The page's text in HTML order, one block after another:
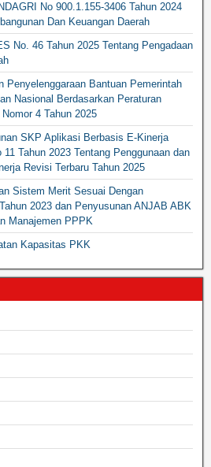
No 900.1.155-3406 Tahun 2024
Dan Keuangan Daerah
No. 46 Tahun 2025 Tentang Pengadaan
Penyelenggaraan Bantuan Pemerintah
Nasional Berdasarkan Peraturan
4 Tahun 2025
SKP Aplikasi Berbasis E-Kinerja
Tahun 2023 Tentang Penggunaan dan
Revisi Terbaru Tahun 2025
Sistem Merit Sesuai Dengan
2023 dan Penyusunan ANJAB ABK
Manajemen PPPK
Kapasitas PKK